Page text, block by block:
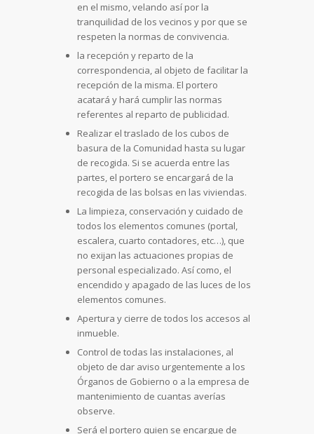
en el mismo, velando así por la
tranquilidad de los vecinos y por que se
respeten la normas de convivencia.
la recepción y reparto de la
correspondencia, al objeto de facilitar la
recepción de la misma. El portero
acatará y hará cumplir las normas
referentes al reparto de publicidad.
Realizar el traslado de los cubos de
basura de la Comunidad hasta su lugar
de recogida. Si se acuerda entre las
partes, el portero se encargará de la
recogida de las bolsas en las viviendas.
La limpieza, conservación y cuidado de
todos los elementos comunes (portal,
escalera, cuarto contadores, etc…), que
no exijan las actuaciones propias de
personal especializado. Así como, el
encendido y apagado de las luces de los
elementos comunes.
Apertura y cierre de todos los accesos al
inmueble.
Control de todas las instalaciones, al
objeto de dar aviso urgentemente a los
Órganos de Gobierno o a la empresa de
mantenimiento de cuantas averías
observe.
Será el portero quien se encargue de